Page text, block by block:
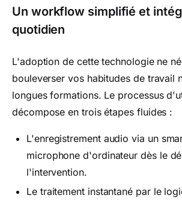
Un workflow simplifié et
quotidien
L'adoption de cette technologie ne
bouleverser vos habitudes de travail
longues formations. Le processus
décompose en trois étapes fluides :
L'enregistrement audio via un
microphone d'ordinateur dès le
l'intervention.
Le traitement instantané par le